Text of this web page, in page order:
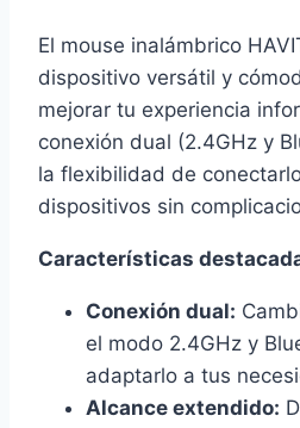
El mouse inalámbrico
dispositivo versátil y
mejorar tu experiencia
conexión dual (2.4GHz y
la flexibilidad de
dispositivos sin
Características
Conexión dual:
el modo 2.4GHz y
adaptarlo a tus
Alcance extendido: